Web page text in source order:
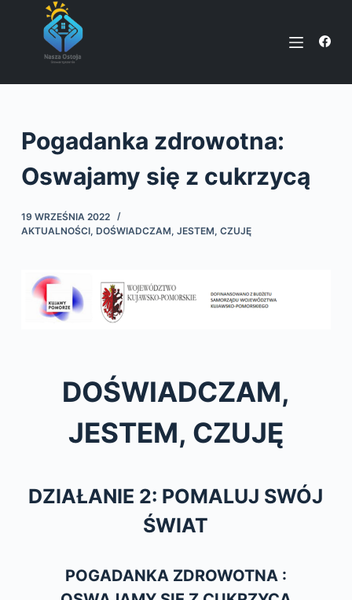
o
Pogadanka zdrowotna:
Oswajamy się z cukrzycą
19 WRZEŚNIA 2022
AKTUALNOŚCI, DOŚWIADCZAM, JESTEM, CZUJĘ
DOŚWIADCZAM,
JESTEM, CZUJĘ
DZIAŁANIE 2: POMALUJ SWÓJ
ŚWIAT
POGADANKA ZDROWOTNA :